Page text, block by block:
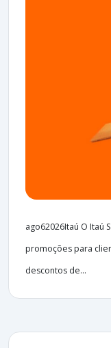
ago62026Itaú O Itaú
promoções para
descontos de...